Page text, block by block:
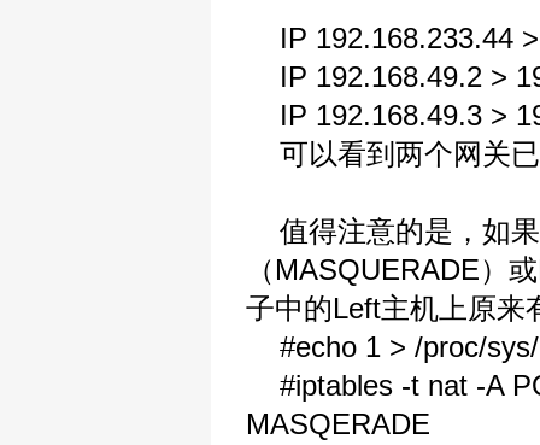
IP 192.168.233.44 >
IP 192.168.49.2 >
IP 192.168.49.3 >
可以看到两个网关
值得注意的是，如
（MASQUERADE）
子中的Left主机上原来
#echo 1 > /proc/
#iptables -t nat -A
MASQERADE